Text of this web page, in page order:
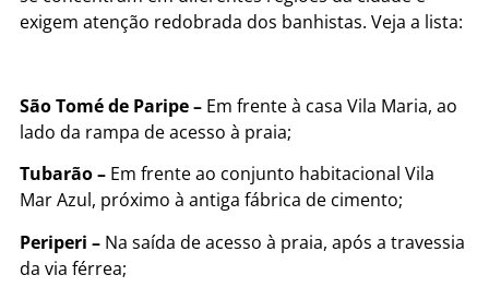
exigem atenção redobrada dos banhistas. Veja a lista:
São Tomé de Paripe – Em frente à casa Vila Maria, ao
lado da rampa de acesso à praia;
Tubarão – Em frente ao conjunto habitacional Vila
Mar Azul, próximo à antiga fábrica de cimento;
Periperi – Na saída de acesso à praia, após a travessia
da via férrea;